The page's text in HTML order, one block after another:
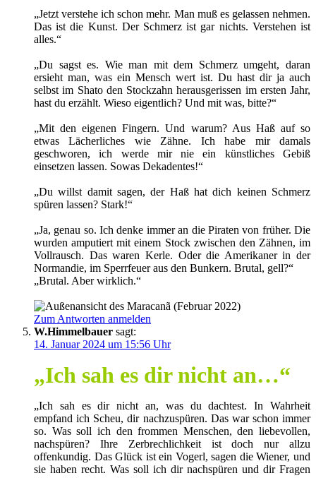
„Jetzt verstehe ich schon mehr. Man muß es gelassen nehmen.
Das ist die Kunst. Der Schmerz ist gar nichts. Verstehen ist
alles.“
„Du sagst es. Wie man mit dem Schmerz umgeht, daran
ersieht man, was ein Mensch wert ist. Du hast dir ja auch
selbst im Shato den Stockzahn herausgerissen im ersten Jahr,
hast du erzählt. Wieso eigentlich? Und mit was, bitte?“
„Mit den eigenen Fingern. Und warum? Aus Haß auf so
etwas Lächerliches wie Zähne. Ich habe mir damals
geschworen, ich werde mir nie ein künstliches Gebiß
einsetzen lassen. Sowas Dekadentes!“
„Du willst damit sagen, der Haß hat dich keinen Schmerz
spüren lassen? Stark!“
„Ja, genau so. Ich denke immer an die Piraten von früher. Die
wurden amputiert mit einem Stock zwischen den Zähnen, im
Vollrausch. Das waren Kerle. Oder die Amerikaner in der
Normandie, im Sperrfeuer aus den Bunkern. Brutal, gell?“
„Brutal. Aber wirklich.“
Zum Antworten anmelden
W.Himmelbauer sagt:
14. Januar 2024 um 15:56 Uhr
„Ich sah es dir nicht an…“
„Ich sah es dir nicht an, was du dachtest. In Wahrheit
empfand ich Scheu, dir nachzuspüren. Das war schon immer
so. Was soll ich den frommen Menschen, den liebevollen,
nachspüren? Ihre Zerbrechlichkeit ist doch nur allzu
offenkundig. Das Glück ist ein Vogerl, sagen die Wiener, und
sie haben recht. Was soll ich dir nachspüren und dir Fragen